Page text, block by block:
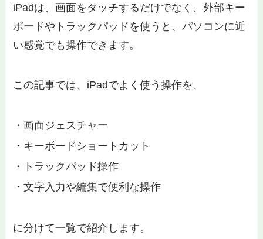
iPadは、画面をタッチするだけでなく、外部キー
ボードやトラックパッドを使うと、パソコンに近
い感覚でも操作できます。
この記事では、iPadでよく使う操作を、
・画面ジェスチャー
・キーボードショートカット
・トラックパッド操作
・文字入力や編集で便利な操作
に分けて一覧で紹介します。